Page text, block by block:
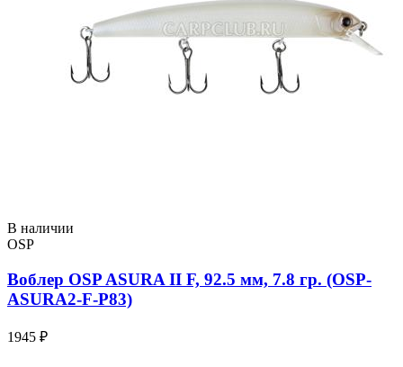
В наличии
OSP
Воблер OSP ASURA II F, 92.5 мм, 7.8 гр. (OSP-
ASURA2-F-P83)
1945 ₽